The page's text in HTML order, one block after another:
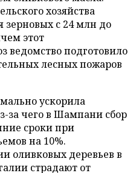
хозяйства
зерновых с 24 млн до
этот
ведомство подготовило
лесных пожаров
ускорила
за чего в Шампани сбор
сроки при
на 10%.
оливковых деревьев в
страдают от